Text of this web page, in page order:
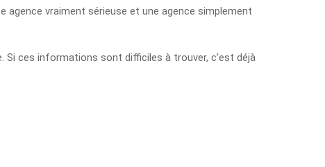
vraiment sérieuse et une agence simplement
ces informations sont difficiles à trouver, c’est déjà